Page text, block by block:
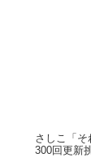
さしこ「そ
300回更新